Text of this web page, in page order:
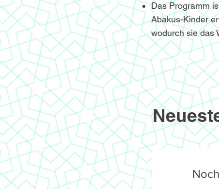
Das Programm
Abakus-Kinder
wodurch sie das